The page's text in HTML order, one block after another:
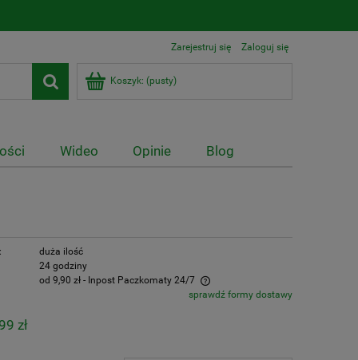
Zarejestruj się Zaloguj się
Koszyk: (pusty)
Wideo Opinie Blog
duża ilość
24 godziny
od 9,90 zł - Inpost Paczkomaty 24/7
zł
sprawdź formy dostawy
zł